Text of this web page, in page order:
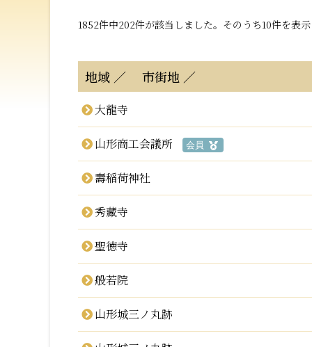
1852件中202件が該当しました。そのうち10件を表示
地域 市街地
大龍寺
山形商工会議所 会員
壽稲荷神社
秀藏寺
聖徳寺
般若院
山形城三ノ丸跡